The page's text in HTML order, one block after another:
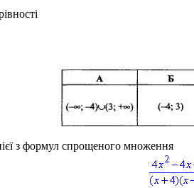
з формул спрощеного множення